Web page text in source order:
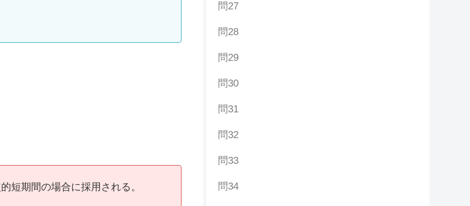
短期間の場合に採用される。
問27
問28
問29
問30
問31
問32
問33
問34